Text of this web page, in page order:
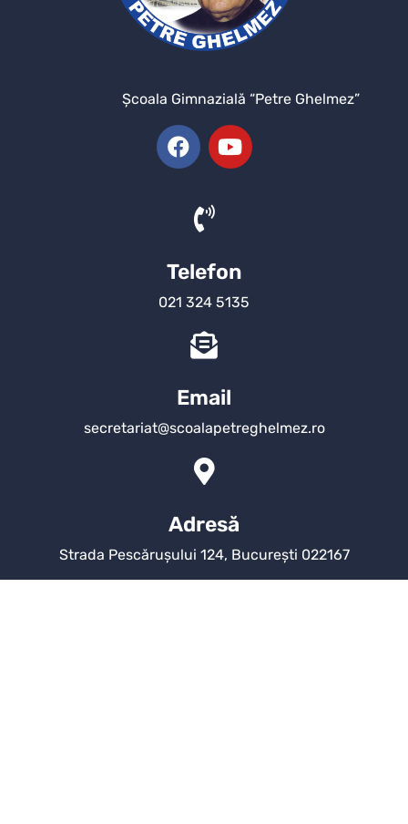
Şcoala Gimnazială “Petre Ghelmez”
Telefon
021 324 5135
Email
secretariat@scoalapetreghelmez.ro
Adresă
Strada Pescărușului 124, București 022167